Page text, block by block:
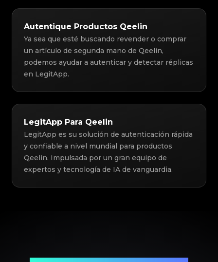
Autentique Productos Qeelin
Ya sea que esté buscando revender o comprar
un artículo de segunda mano de Qeelin,
podemos ayudar a autenticar y detectar réplicas
en LegitApp.
LegitApp Para Qeelin
LegitApp es su solución de autenticación rápida
y confiable a nivel mundial para productos
Qeelin. Impulsada por un gran equipo de
expertos y tecnología de IA de vanguardia.